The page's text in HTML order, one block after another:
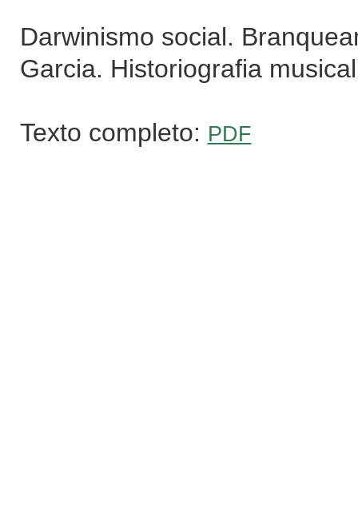
Darwinismo social.
Garcia. Historiografia
Texto completo: PDF